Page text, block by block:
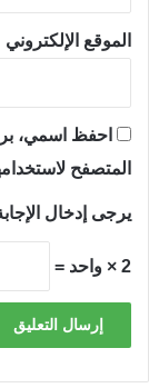
الموقع الإلكتروني
احفظ اسمي،
المتصفح
يرجى إدخال
2 × واحد =